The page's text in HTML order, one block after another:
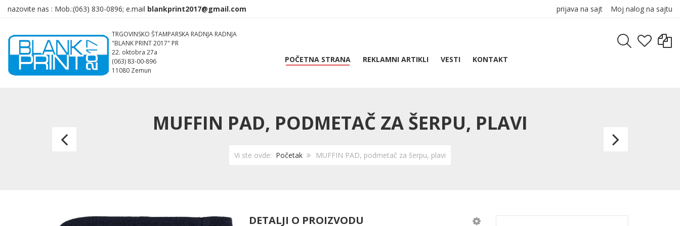
nazovite nas : Mob.:(063) 830-0896; e.mail prijava na sajt Moj nalog na sajtu
TRGOVINSKO ŠTAMPARSKA RADNJA RADNJA
"BLANK PRINT 2017" PR
22. oktobra 27a
(063) 83-00-896
11080 Zemun
POČETNA STRANA REKLAMNI ARTIKLI VESTI KONTAKT
MUFFIN PAD, PODMETAČ ZA ŠERPU, PLAVI
Vi ste ovde: Početak MUFFIN PAD, podmetač za šerpu, plavi
MUFFIN
DETALJI O PROIZVODU